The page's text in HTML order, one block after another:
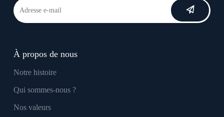
À propos de nous
Notre histoire
Qui sommes-nous ?
Nos valeurs